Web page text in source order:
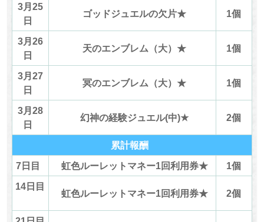
3月25
日
ゴッドジュエルの欠片★ 1個
3月26
日
天のエンブレム（大）★ 1個
3月27
日
冥のエンブレム（大）★ 1個
3月28
日
幻神の経験ジュエル(中)★ 2個
累計報酬
7日目
虹色ルーレットマネー1回利用券★
1個
14日目
虹色ルーレットマネー1回利用券★ 2個